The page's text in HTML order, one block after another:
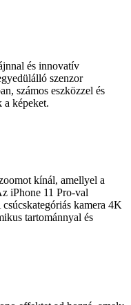
és innovatív
szenzor
számos eszközzel és
képeket.
kínál, amellyel a
iPhone 11 Pro-val
kamera 4K
tartománnyal és